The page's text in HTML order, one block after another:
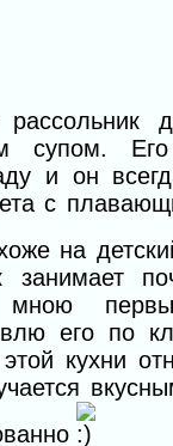
супом.
и он
с
на
занимает
мною
его по
кухни